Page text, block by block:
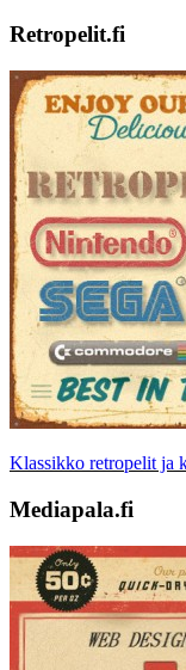
Retropelit.fi
Klassikko retropelit ja
Mediapala.fi